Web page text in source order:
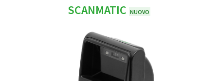
SCANMATIC NUOVO